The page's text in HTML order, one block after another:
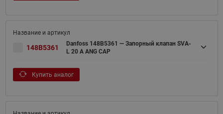
148B5361
Danfoss 148B5361 — Запорный клапан SVA-
L 20 A ANG CAP
Купить аналог